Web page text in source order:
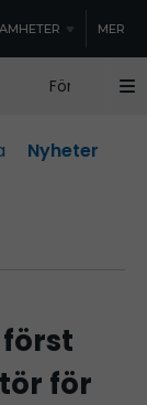
MER
För
Nyheter
för